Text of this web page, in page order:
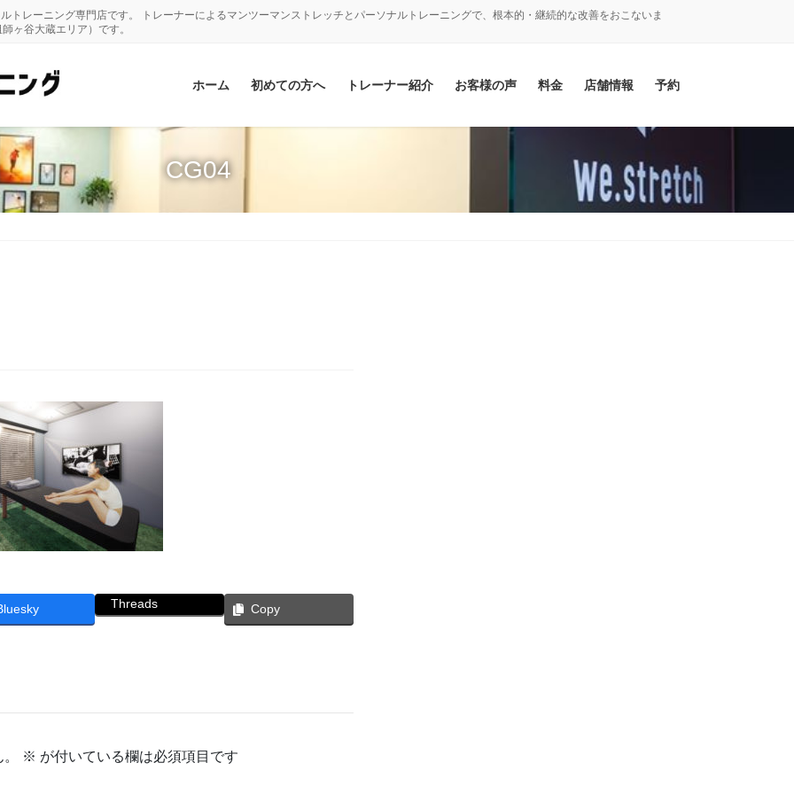
トレーニング専門店です。 トレーナーによるマンツーマンストレッチとパーソナルトレーニングで、根本的・継続的な改善をおこないま
ヶ谷大蔵エリア）です。
ホーム 初めての方へ トレーナー紹介 お客様の声 料金 店舗情報 予約
CG04
Threads Copy
※ が付いている欄は必須項目です